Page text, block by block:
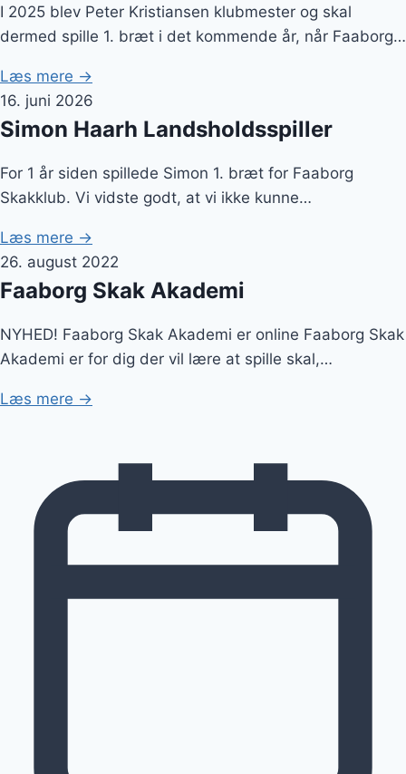
I 2025 blev Peter Kristiansen klubmester og skal
dermed spille 1. bræt i det kommende år, når Faaborg…
Læs mere →
16. juni 2026
Simon Haarh Landsholdsspiller
For 1 år siden spillede Simon 1. bræt for Faaborg
Skakklub. Vi vidste godt, at vi ikke kunne…
Læs mere →
26. august 2022
Faaborg Skak Akademi
NYHED! Faaborg Skak Akademi er online Faaborg Skak
Akademi er for dig der vil lære at spille skal,…
Læs mere →